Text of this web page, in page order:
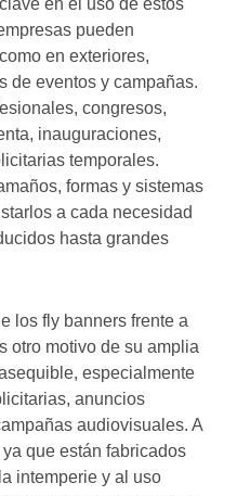
pueden
en exteriores,
de eventos y campañas.
congresos,
inauguraciones,
temporales.
formas y sistemas
a cada necesidad
hasta grandes
los fly banners frente a
otro motivo de su amplia
especialmente
anuncios
audiovisuales. A
que están fabricados
intemperie y al uso